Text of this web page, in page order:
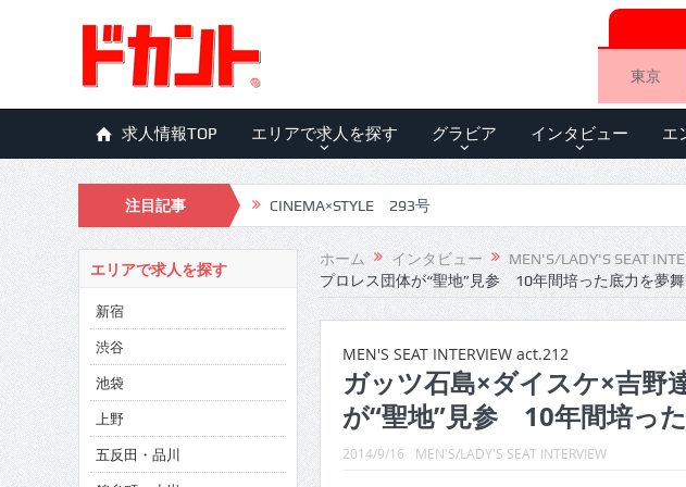
東京
求人情報TOP エリアで求人を探す グラビア インタビュー エ
注目記事 CINEMA×STYLE 293号
CINEMA×STYLE 292号
CINEMA×STYLE 291号
CINEMA×STYLE 290号
CINEMA×STYLE 289号
CINEMA×STYLE 288号
CINEMA×STYLE 287号
ホーム インタビュー MEN'S/LADY'S SEAT
プロレス団体が“聖地”見参 10年間培った底力を夢舞
MEN'S SEAT INTERVIEW act.212
ガッツ石島×ダイスケ×吉
が“聖地”見参 10年間培っ
2014/9/16 MEN'S/LADY'S SEAT INTERVIEW
エリアで求人を探す
新宿
渋谷
池袋
上野
五反田・品川